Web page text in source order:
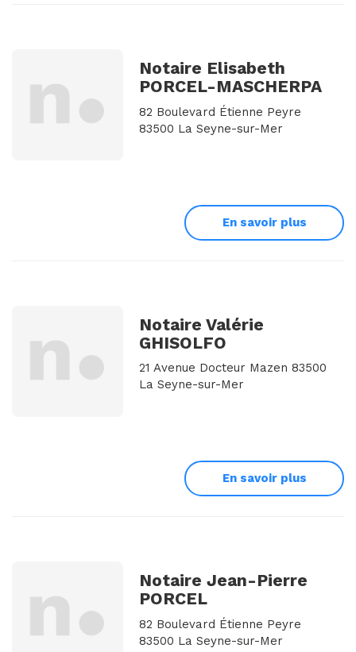
Notaire Elisabeth
PORCEL-MASCHERPA
82 Boulevard Étienne Peyre
83500 La Seyne-sur-Mer
En savoir plus
Notaire Valérie
GHISOLFO
21 Avenue Docteur Mazen 83500
La Seyne-sur-Mer
En savoir plus
Notaire Jean-Pierre
PORCEL
82 Boulevard Étienne Peyre
83500 La Seyne-sur-Mer